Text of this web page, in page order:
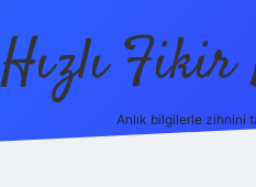
Hızlı Fikir
Anlık bilgilerle zihnini